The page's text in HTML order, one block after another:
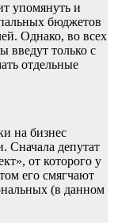
упомянуть и
бюджетов
Однако, во всех
введут только с
отдельные
на бизнес
Сначала депутат
от которого у
его смягчают
(в данном